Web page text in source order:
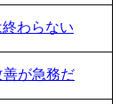
わらない
が急務だ